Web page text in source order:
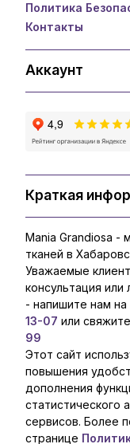
Политика
Контакты
Аккаунт
Краткая
Mania Grandiosa -
тканей в
Уважаемые
консультация
- напишите нам
13-07 или
99
Этот сайт
повышения
дополнения
статистического
сервисов. Более
странице